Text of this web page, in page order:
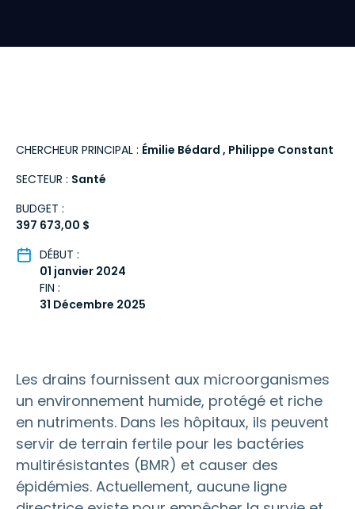
CHERCHEUR PRINCIPAL : Émilie Bédard Philippe Constant
SECTEUR : Santé
BUDGET :
397 673,00 $
DÉBUT :
01 janvier 2024
FIN :
31 Décembre 2025
Les drains fournissent aux microorganismes
un environnement humide, protégé et riche
en nutriments. Dans les hôpitaux, ils peuvent
servir de terrain fertile pour les bactéries
multirésistantes (BMR) et causer des
épidémies. Actuellement, aucune ligne